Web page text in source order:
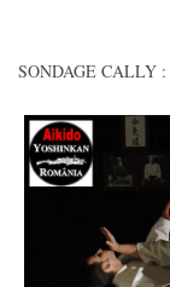
SONDAGE CALLY :